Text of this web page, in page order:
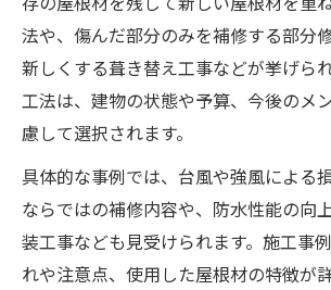
法や、傷んだ部分のみを補修する部分
新しくする葺き替え工事などが挙げら
工法は、建物の状態や予算、今後のメ
慮して選択されます。
具体的な事例では、台風や強風による
ならではの補修内容や、防水性能の向
装工事なども見受けられます。施工事
れや注意点、使用した屋根材の特徴が